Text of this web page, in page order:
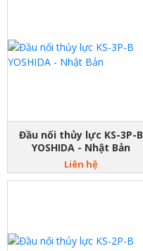
Đầu nối thủy lực KS-3P-B
YOSHIDA - Nhật Bản
Liên hệ